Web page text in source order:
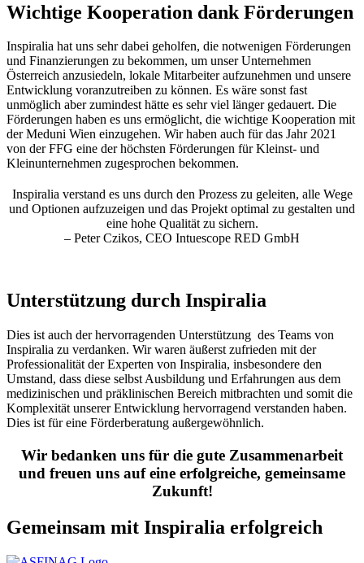
Wichtige Kooperation dank Förderungen
Inspiralia hat uns sehr dabei geholfen, die notwenigen Förderungen
und Finanzierungen zu bekommen, um unser Unternehmen
Österreich anzusiedeln, lokale Mitarbeiter aufzunehmen und unsere
Entwicklung voranzutreiben zu können. Es wäre sonst fast
unmöglich aber zumindest hätte es sehr viel länger gedauert. Die
Förderungen haben es uns ermöglicht, die wichtige Kooperation mit
der Meduni Wien einzugehen. Wir haben auch für das Jahr 2021
von der FFG eine der höchsten Förderungen für Kleinst- und
Kleinunternehmen zugesprochen bekommen.
Inspiralia verstand es uns durch den Prozess zu geleiten, alle Wege
und Optionen aufzuzeigen und das Projekt optimal zu gestalten und
eine hohe Qualität zu sichern.
– Peter Czikos, CEO Intuescope RED GmbH
Unterstützung durch Inspiralia
Dies ist auch der hervorragenden Unterstützung des Teams von
Inspiralia zu verdanken. Wir waren äußerst zufrieden mit der
Professionalität der Experten von Inspiralia, insbesondere den
Umstand, dass diese selbst Ausbildung und Erfahrungen aus dem
medizinischen und präklinischen Bereich mitbrachten und somit die
Komplexität unserer Entwicklung hervorragend verstanden haben.
Dies ist für eine Förderberatung außergewöhnlich.
Wir bedanken uns für die gute Zusammenarbeit
und freuen uns auf eine erfolgreiche, gemeinsame
Zukunft!
Gemeinsam mit Inspiralia erfolgreich